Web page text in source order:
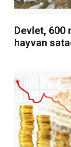
Devlet, 600
hayvan